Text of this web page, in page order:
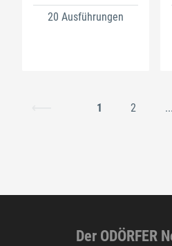
20 Ausführungen
1 2 ...
Der ODÖRFER